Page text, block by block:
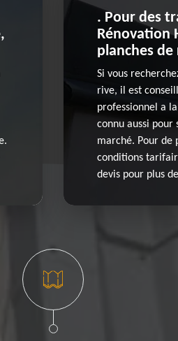
. Pour des
Rénovation
planches de
Si vous
rive, il est
professionnel a
connu aussi pour
marché. Pour de
conditions
devis pour plus